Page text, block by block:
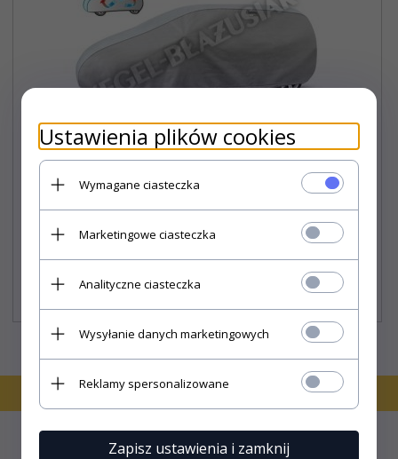
230,30
* z podatkiem VAT
Ustawienia plików cookies
Wymagane ciasteczka
Marketingowe ciasteczka
Analityczne ciasteczka
Wysyłanie danych marketingowych
Reklamy spersonalizowane
Zapisz ustawienia i zamknij